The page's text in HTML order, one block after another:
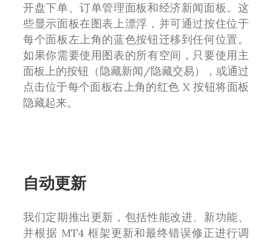
开盘下单、订单管理面板和经济新闻面板。这
些显示面板在图表上漂浮，并可通过按住位于
每个面板左上角的蓝色按钮迁移到任何位置。
如果你需要使用图表的所有空间，只要使用主
面板上的按钮（隐藏新闻/隐藏交易），或通过
点击位于每个面板右上角的红色 X 按钮将面板
隐藏起来。
自动更新
我们定期推出更新，包括性能改进、新功能、
并根据 MT4 框架更新和最终错误修正进行调